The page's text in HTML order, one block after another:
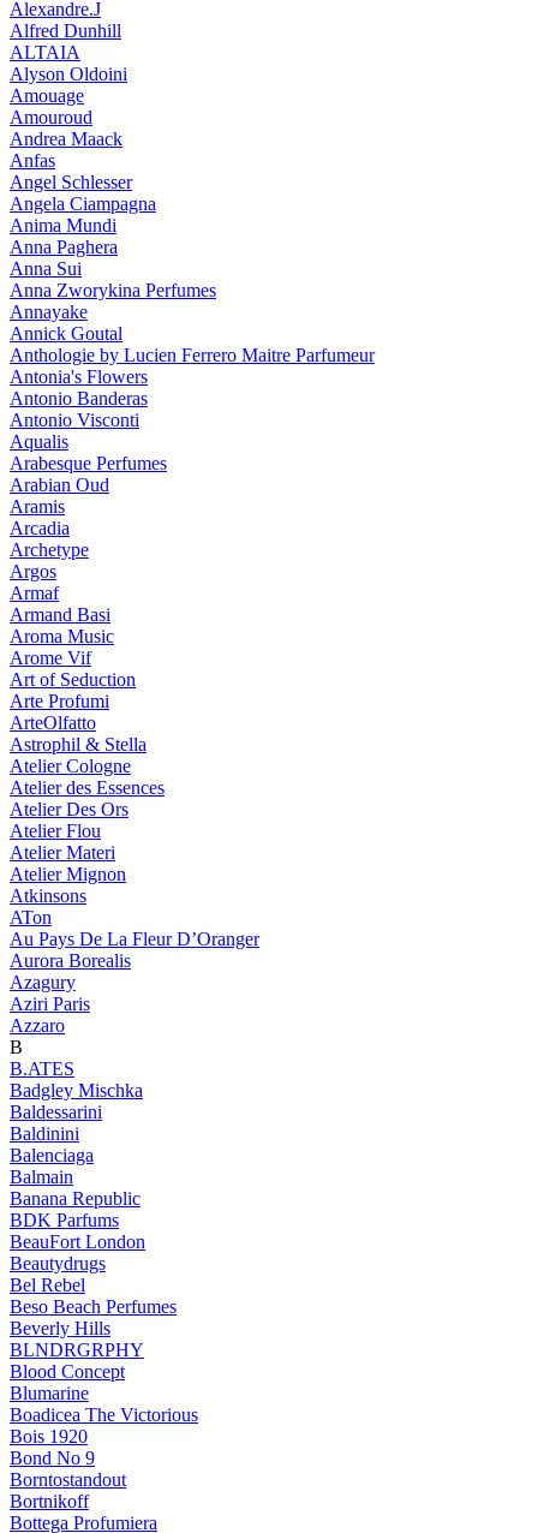
Alexandre.J
Alfred Dunhill
ALTAIA
Alyson Oldoini
Amouage
Amouroud
Andrea Maack
Anfas
Angel Schlesser
Angela Ciampagna
Anima Mundi
Anna Paghera
Anna Sui
Anna Zworykina Perfumes
Annayake
Annick Goutal
Anthologie by Lucien Ferrero Maitre Parfumeur
Antonia's Flowers
Antonio Banderas
Antonio Visconti
Aqualis
Arabesque Perfumes
Arabian Oud
Aramis
Arcadia
Archetype
Argos
Armaf
Armand Basi
Aroma Music
Arome Vif
Art of Seduction
Arte Profumi
ArteOlfatto
Astrophil & Stella
Atelier Cologne
Atelier des Essences
Atelier Des Ors
Atelier Flou
Atelier Materi
Atelier Mignon
Atkinsons
ATon
Au Pays De La Fleur D’Oranger
Aurora Borealis
Azagury
Aziri Paris
Azzaro
B
B.ATES
Badgley Mischka
Baldessarini
Baldinini
Balenciaga
Balmain
Banana Republic
BDK Parfums
BeauFort London
Beautydrugs
Bel Rebel
Beso Beach Perfumes
Beverly Hills
BLNDRGRPHY
Blood Concept
Blumarine
Boadicea The Victorious
Bois 1920
Bond No 9
Borntostandout
Bortnikoff
Bottega Profumiera